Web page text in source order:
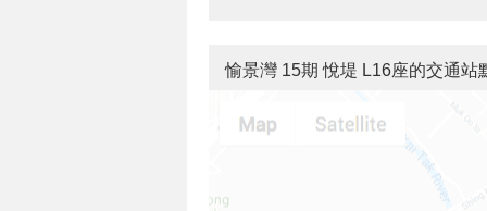
愉景灣 15期 悅堤 L16座的交通站